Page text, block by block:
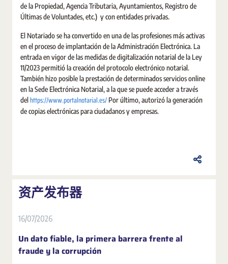
de la Propiedad, Agencia Tributaria, Ayuntamientos, Registro de
Últimas de Voluntades, etc.) y con entidades privadas.
El Notariado se ha convertido en una de las profesiones más activas
en el proceso de implantación de la Administración Electrónica. La
entrada en vigor de las medidas de digitalización notarial de la Ley
11/2023 permitió la creación del protocolo electrónico notarial.
También hizo posible la prestación de determinados servicios online
en la Sede Electrónica Notarial, a la que se puede acceder a través
delhttps://www.portalnotarial.es/ Por último, autorizó la generación
de copias electrónicas para ciudadanos y empresas.
资产发布器
16/07/2026
Un dato fiable, la primera barrera frente al
fraude y la corrupción